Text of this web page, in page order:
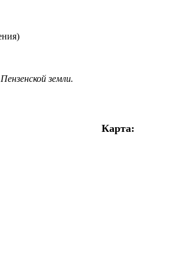
земли.
Карта: